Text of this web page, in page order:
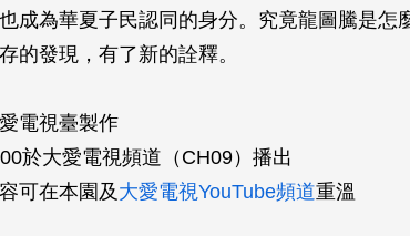
成為華夏子民認同的身分。究竟龍圖騰是怎
的發現，有了新的詮釋。
電視臺製作
於大愛電視頻道（CH09）播出
可在本園及 大愛電視YouTube頻道重溫